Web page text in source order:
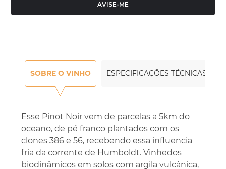
AVISE-ME
SOBRE O VINHO ESPECIFICAÇÕES TÉCNICAS
Esse Pinot Noir vem de parcelas a 5km do
oceano, de pé franco plantados com os
clones 386 e 56, recebendo essa influencia
fria da corrente de Humboldt. Vinhedos
biodinâmicos em solos com argila vulcânica,